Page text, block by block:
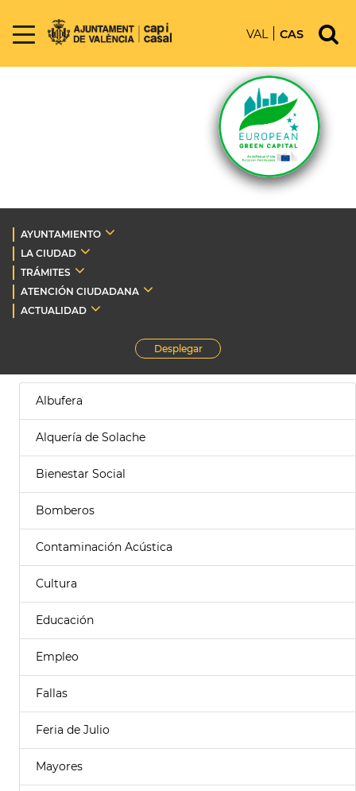
VAL CAS
AYUNTAMIENTO
LA CIUDAD
TRÁMITES
ATENCIÓN CIUDADANA
ACTUALIDAD
Desplegar
Albufera
Alquería de Solache
Bienestar Social
Bomberos
Contaminación Acústica
Cultura
Educación
Empleo
Fallas
Feria de Julio
Mayores